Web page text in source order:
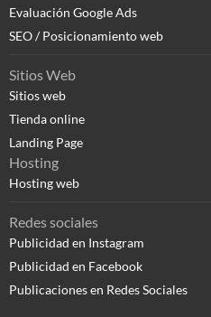
Evaluación Google Ads
SEO / Posicionamiento web
Sitios Web
Sitios web
Tienda online
Landing Page
Hosting
Hosting web
Redes sociales
Publicidad en Instagram
Publicidad en Facebook
Publicaciones en Redes Sociales